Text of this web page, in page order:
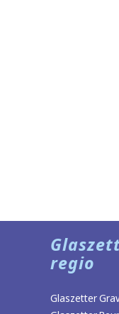
regio
Glaszetter